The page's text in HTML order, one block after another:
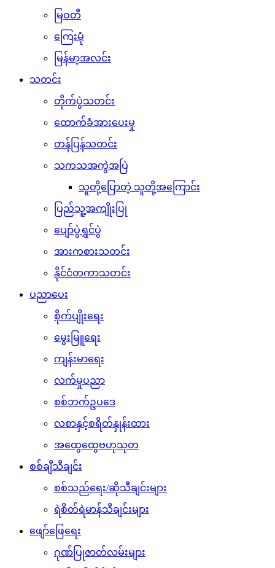
မြဝတီ
ကြေးမုံ
မြန်မာ့အလင်း
သတင်း
တိုက်ပွဲသတင်း
ထောက်ခံအားပေးမှု
တန်ပြန်သတင်း
သကသအကွဲအပြဲ
သူတို့ပြောတဲ့ သူတို့အကြောင်း
ပြည်သူ့အကျိုးပြု
ပျော်ပွဲရွှင်ပွဲ
အားကစားသတင်း
နိုင်ငံတကာသတင်း
ပညာပေး
စိုက်ပျိုးရေး
မွေးမြူရေး
ကျန်းမာရေး
လက်မှုပညာ
စစ်ဘက်ဥပဒေ
လစာနှင့်စရိတ်နှုန်းထား
အထွေထွေဗဟုသုတ
စစ်ချီသီချင်း
စစ်သည်ရေး/ဆိုသီချင်းများ
ရဲစိတ်ရဲမာန်သီချင်းများ
ဖျော်ဖြေရေး
ဂုဏ်ပြုဇာတ်လမ်းများ